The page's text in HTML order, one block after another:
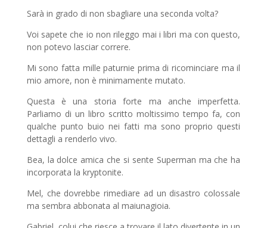
Sarà in grado di non sbagliare una seconda volta?
Voi sapete che io non rileggo mai i libri ma con questo,
non potevo lasciar correre.
Mi sono fatta mille paturnie prima di ricominciare ma il
mio amore, non è minimamente mutato.
Questa è una storia forte ma anche imperfetta.
Parliamo di un libro scritto moltissimo tempo fa, con
qualche punto buio nei fatti ma sono proprio questi
dettagli a renderlo vivo.
Bea, la dolce amica che si sente Superman ma che ha
incorporata la kryptonite.
Mel, che dovrebbe rimediare ad un disastro colossale
ma sembra abbonata al maiunagioia.